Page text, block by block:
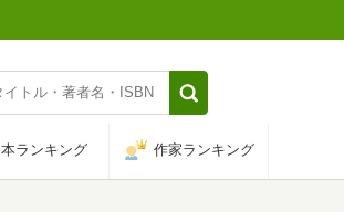
本ランキング 作家ランキング